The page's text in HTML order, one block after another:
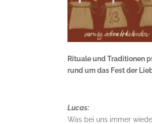
Rituale und Traditionen
rund um das Fest der
Lucas:
Was bei uns immer